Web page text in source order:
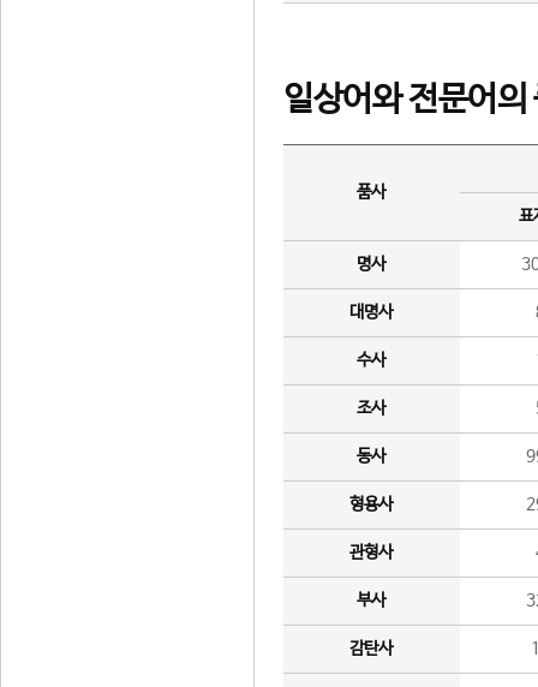
일상어와 전문어의
품사
표
명사
대명사
수사
조사
동사
형용사
관형사
부사
감탄사